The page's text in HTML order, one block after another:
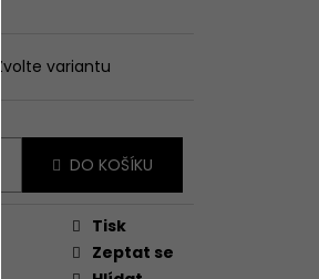
Zvolte variantu
DO KOŠÍKU
Tisk
Zeptat se